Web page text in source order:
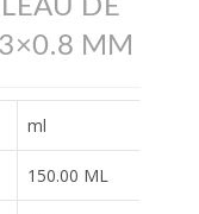
MM
ml
150.00 ML